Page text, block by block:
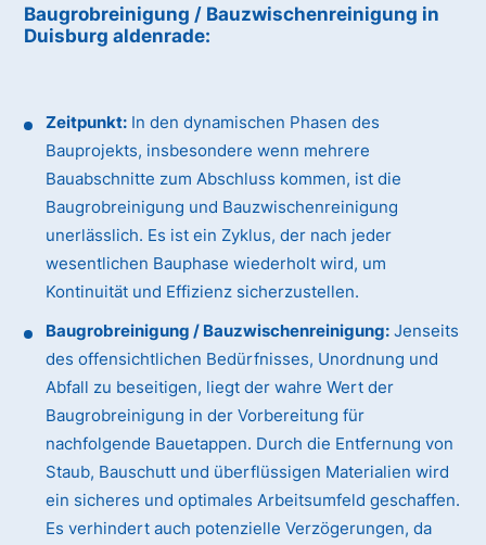
Baugrobreinigung / Bauzwischenreinigung in
Duisburg aldenrade:
Zeitpunkt: In den dynamischen Phasen des
Bauprojekts, insbesondere wenn mehrere
Bauabschnitte zum Abschluss kommen, ist die
Baugrobreinigung und Bauzwischenreinigung
unerlässlich. Es ist ein Zyklus, der nach jeder
wesentlichen Bauphase wiederholt wird, um
Kontinuität und Effizienz sicherzustellen.
Baugrobreinigung / Bauzwischenreinigung: Jenseits
des offensichtlichen Bedürfnisses, Unordnung und
Abfall zu beseitigen, liegt der wahre Wert der
Baugrobreinigung in der Vorbereitung für
nachfolgende Bauetappen. Durch die Entfernung von
Staub, Bauschutt und überflüssigen Materialien wird
ein sicheres und optimales Arbeitsumfeld geschaffen.
Es verhindert auch potenzielle Verzögerungen, da